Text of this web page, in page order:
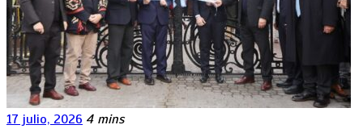
17 julio, 2026 4 mins